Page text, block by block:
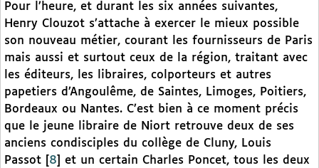
Pour l’heure, et durant les six années suivantes,
Henry Clouzot s’attache à exercer le mieux possible
son nouveau métier, courant les fournisseurs de Paris
mais aussi et surtout ceux de la région, traitant avec
les éditeurs, les libraires, colporteurs et autres
papetiers d’Angoulême, de Saintes, Limoges, Poitiers,
Bordeaux ou Nantes. C’est bien à ce moment précis
que le jeune libraire de Niort retrouve deux de ses
anciens condisciples du collège de Cluny, Louis
Passot
8
et un certain Charles Poncet, tous les deux